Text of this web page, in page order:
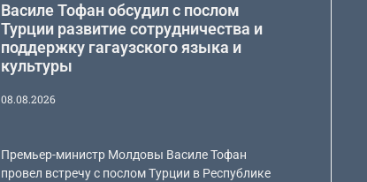
Василе Тофан обсудил с послом
Турции развитие сотрудничества и
поддержку гагаузского языка и
культуры
08.08.2026
Премьер-министр Молдовы Василе Тофан
провел встречу с послом Турции в Республике